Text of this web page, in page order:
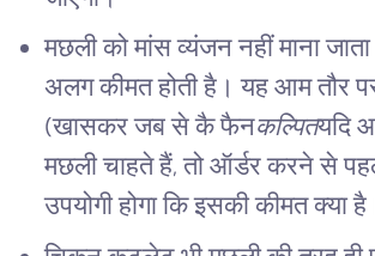
मछली को मांस व्यंजन नहीं माना
अलग कीमत होती है। यह आम तौर पर
(खासकर जब से कै फैनकल्पितयदि
मछली चाहते हैं, तो ऑर्डर करने से
उपयोगी होगा कि इसकी कीमत क्या